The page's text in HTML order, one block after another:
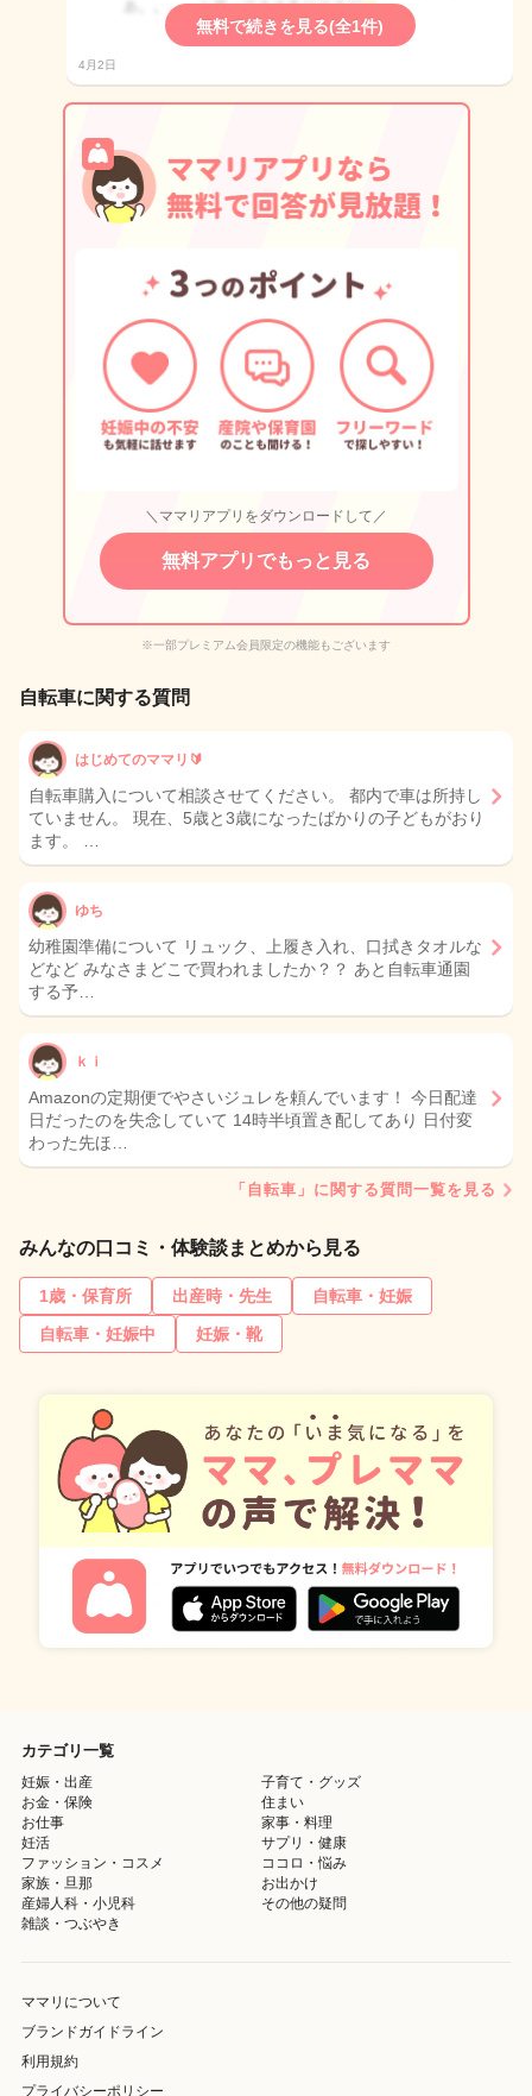
無料で続きを見る(全1件)
4月2日
＼ママリアプリをダウンロードして／
無料アプリでもっと見る
※一部プレミアム会員限定の機能もございます
自転車に関する質問
はじめてのママリ🔰
自転車購入について相談させてください。 都内で車は所持し
ていません。 現在、5歳と3歳になったばかりの子どもがおり
ます。 …
ゆち
幼稚園準備について リュック、上履き入れ、口拭きタオルな
どなど みなさまどこで買われましたか？？ あと自転車通園
する予…
ｋｉ
Amazonの定期便でやさいジュレを頼んでいます！ 今日配達
日だったのを失念していて 14時半頃置き配してあり 日付変
わった先ほ…
「自転車」に関する質問一覧を見る
みんなの口コミ・体験談まとめから見る
1歳・保育所 出産時・先生
自転車・妊娠
自転車・妊娠中
妊娠・靴
カテゴリ一覧
妊娠・出産
子育て・グッズ
お金・保険
住まい
お仕事
家事・料理
妊活
サプリ・健康
ファッション・コスメ
ココロ・悩み
家族・旦那
お出かけ
産婦人科・小児科
その他の疑問
雑談・つぶやき
ママリについて
ブランドガイドライン
利用規約
プライバシーポリシー